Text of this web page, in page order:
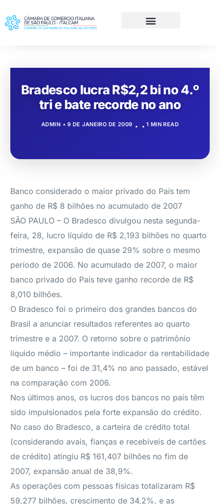
Bradesco lucra R$2,2 bi no 4.º
tri e bate recorde no ano
ADMIN 9 DE JANEIRO DE 2009 1 MIN READ
Banco considerado o maior privado do País tem
ganho de R$ 8 bilhões no acumulado de 2007
SÃO PAULO – O Bradesco divulgou nesta segunda-
feira, 28, lucro líquido de R$ 2,193 bilhões no quarto
trimestre, expansão de quase 29% sobre o mesmo
período de 2006. No acumulado de 2007, o maior
banco privado do País teve ganho recorde de R$
8,010 bilhões.
O Bradesco foi o primeiro dos grandes bancos do
Brasil a anunciar resultados referentes ao quarto
trimestre e a 2007. O retorno sobre o patrimônio
líquido médio – importante indicador da rentabilidade
de um banco – foi de 31,4% no ano passado, estável
na comparação com 2006.
Nos últimos anos, os lucros dos bancos no país têm
sido impulsionados pela forte expansão do crédito.
No caso do Bradesco, a carteira de crédito total
(considerando avais, fianças e recebíveis de cartões
de crédito) atingiu R$ 161,407 bilhões no fim de
2007, expansão anual de 38,9%.
As operações com pessoas físicas totalizaram R$
59,277 bilhões, crescimento de 34,2%, e as